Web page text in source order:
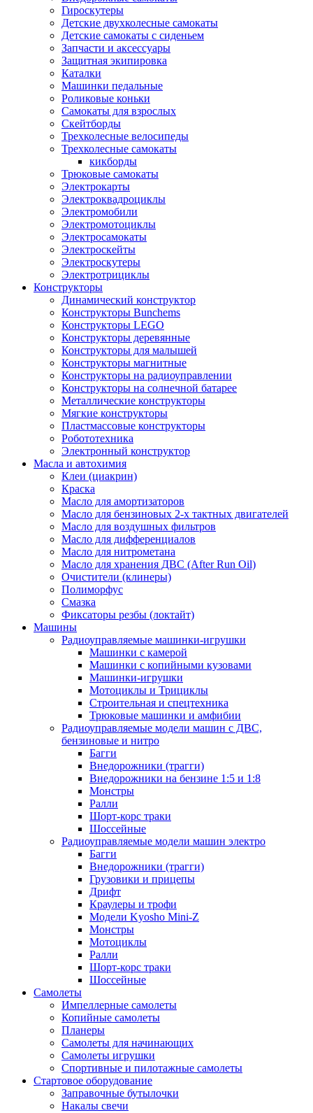
Гироскутеры
Детские двухколесные самокаты
Детские самокаты с сиденьем
Запчасти и аксессуары
Защитная экипировка
Каталки
Машинки педальные
Роликовые коньки
Самокаты для взрослых
Скейтборды
Трехколесные велосипеды
Трехколесные самокаты
кикборды
Трюковые самокаты
Электрокарты
Электроквадроциклы
Электромобили
Электромотоциклы
Электросамокаты
Электроскейты
Электроскутеры
Электротрициклы
Конструкторы
Динамический конструктор
Конструкторы Bunchems
Конструкторы LEGO
Конструкторы деревянные
Конструкторы для малышей
Конструкторы магнитные
Конструкторы на радиоуправлении
Конструкторы на солнечной батарее
Металлические конструкторы
Мягкие конструкторы
Пластмассовые конструкторы
Робототехника
Электронный конструктор
Масла и автохимия
Клеи (циакрин)
Краска
Масло для амортизаторов
Масло для бензиновых 2-х тактных двигателей
Масло для воздушных фильтров
Масло для дифференциалов
Масло для нитрометана
Масло для хранения ДВС (After Run Oil)
Очистители (клинеры)
Полиморфус
Смазка
Фиксаторы резбы (локтайт)
Машины
Радиоуправляемые машинки-игрушки
Машинки с камерой
Машинки с копийными кузовами
Машинки-игрушки
Мотоциклы и Трициклы
Строительная и спецтехника
Трюковые машинки и амфибии
Радиоуправляемые модели машин с ДВС,
бензиновые и нитро
Багги
Внедорожники (трагги)
Внедорожники на бензине 1:5 и 1:8
Монстры
Ралли
Шорт-корс траки
Шоссейные
Радиоуправляемые модели машин электро
Багги
Внедорожники (трагги)
Грузовики и прицепы
Дрифт
Краулеры и трофи
Модели Kyosho Mini-Z
Монстры
Мотоциклы
Ралли
Шорт-корс траки
Шоссейные
Самолеты
Импеллерные самолеты
Копийные самолеты
Планеры
Самолеты для начинающих
Самолеты игрушки
Спортивные и пилотажные самолеты
Стартовое оборудование
Заправочные бутылочки
Накалы свечи